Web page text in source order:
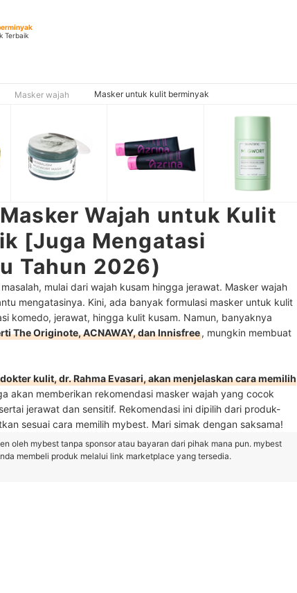
Terbaik
Masker wajah Masker untuk kulit berminyak
Wajah untuk Kulit
[Juga Mengatasi
Tahun 2026)
mulai dari wajah kusam hingga jerawat. Masker wajah
mengatasinya. Kini, ada banyak formulasi masker untuk kulit
komedo, jerawat, hingga kulit kusam. Namun, banyaknya
The Originote, ACNAWAY, dan Innisfree, mungkin membuat
kulit, dr. Rahma Evasari, akan menjelaskan cara memilih
akan memberikan rekomendasi masker wajah yang cocok
jerawat dan sensitif. Rekomendasi ini dipilih dari produk-
sesuai cara memilih mybest. Mari simak dengan saksama!
oleh mybest tanpa sponsor atau bayaran dari pihak mana pun. mybest
membeli produk melalui link marketplace yang tersedia.